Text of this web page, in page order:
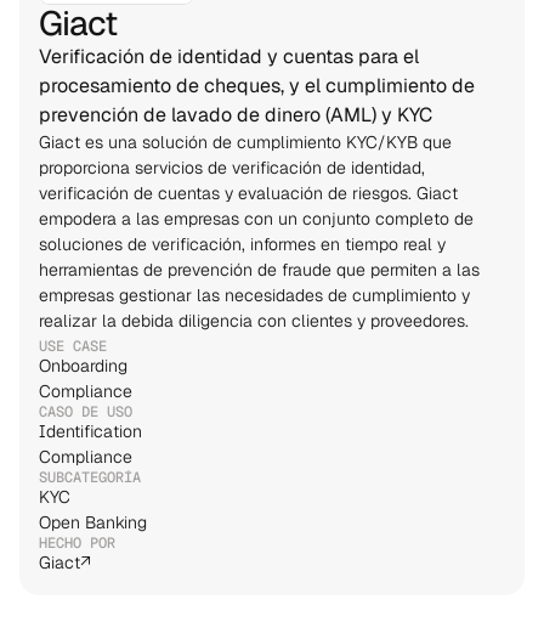
Giact
Verificación de identidad y cuentas para el
procesamiento de cheques, y el cumplimiento de
prevención de lavado de dinero (AML) y KYC
Giact es una solución de cumplimiento KYC/KYB que
proporciona servicios de verificación de identidad,
verificación de cuentas y evaluación de riesgos. Giact
empodera a las empresas con un conjunto completo de
soluciones de verificación, informes en tiempo real y
herramientas de prevención de fraude que permiten a las
empresas gestionar las necesidades de cumplimiento y
realizar la debida diligencia con clientes y proveedores.
USE CASE
Onboarding
Compliance
CASO DE USO
Identification
Compliance
SUBCATEGORÍA
KYC
Open Banking
HECHO POR
Giact↗